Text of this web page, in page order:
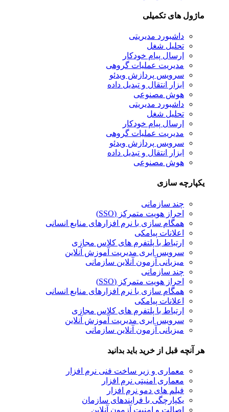
های تکمیلی
داشبورد مدیریتی
تحلیل شغل
ارسال پیام خودکار
مدیریت عملیات گروهی
سرویس پردازش ویدئو
ابزار انتقال و تبدیل داده
هوش مصنوعی
داشبورد مدیریتی
تحلیل شغل
ارسال پیام خودکار
مدیریت عملیات گروهی
سرویس پردازش ویدئو
ابزار انتقال و تبدیل داده
هوش مصنوعی
سازی
چند سازمانی
احراز هویت متمرکز (SSO)
همگام سازی با نرم افزارهای منابع انسانی
اعلانات پیامکی
ارتباط با پلتفرم های کلاس مجازی
سرویس ابری مدیریت آموزش آنلاین
میزبانی آزمون آنلاین سازمانی
چند سازمانی
احراز هویت متمرکز (SSO)
همگام سازی با نرم افزارهای منابع انسانی
اعلانات پیامکی
ارتباط با پلتفرم های کلاس مجازی
سرویس ابری مدیریت آموزش آنلاین
میزبانی آزمون آنلاین سازمانی
قبل از خرید باید بدانید
معماری و زیر ساخت فنی نرم افزار
معماری امنیتی نرم افزار
فیلم های دمو نرم افزار
یکپارچگی با فرایندهای سازمان
اصالت و امنیت آزمون آنلاین